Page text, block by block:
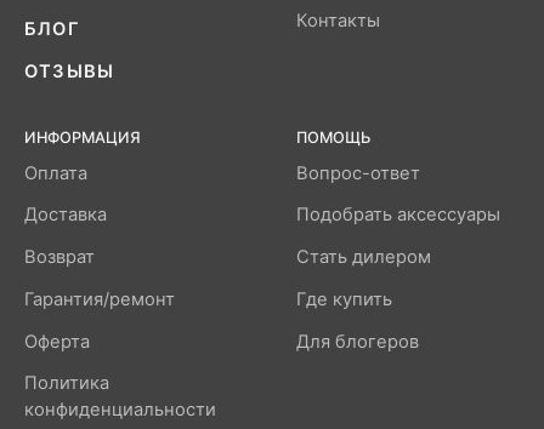
БЛОГ
ОТЗЫВЫ
Контакты
ИНФОРМАЦИЯ
Оплата
Доставка
Возврат
Гарантия/ремонт
Оферта
Политика
конфиденциальности
ПОМОЩЬ
Вопрос-ответ
Подобрать аксессуары
Стать дилером
Где купить
Для блогеров